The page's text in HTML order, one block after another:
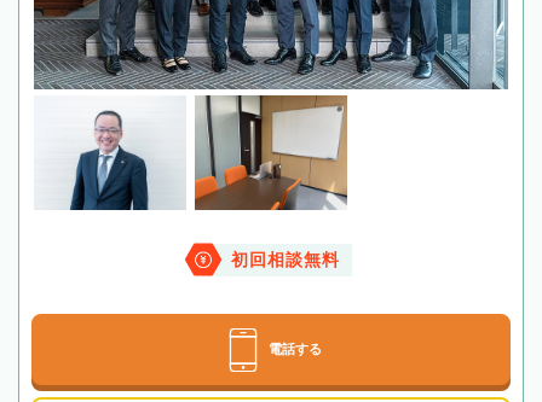
初回相談無料
電話する